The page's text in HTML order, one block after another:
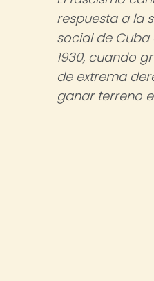
respuesta a la
social de
1930, cuando
de extrema
ganar terreno